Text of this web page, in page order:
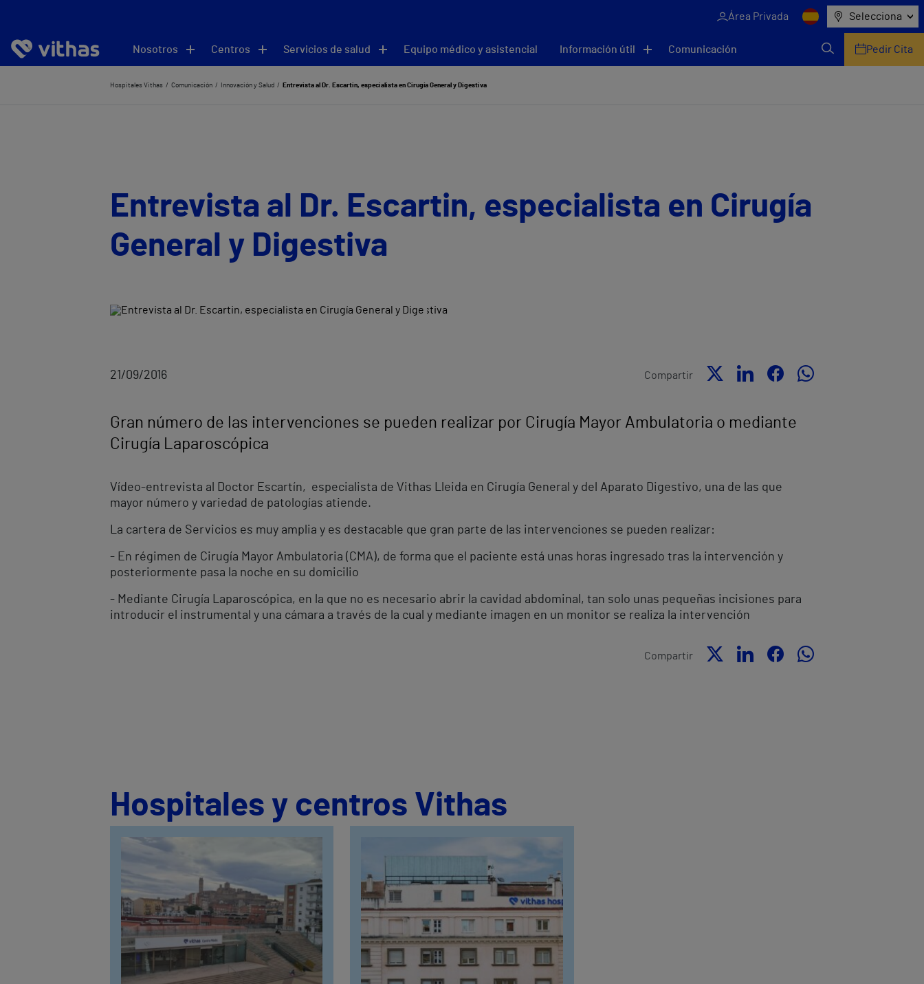
Área Privada Selecciona
Nosotros Centros Servicios de salud Equipo médico y asistencial Información útil Comunicación Pedir Cita
Hospitales Vithas Comunicación Innovación y Salud Entrevista al Dr. Escartin, especialista en Cirugía General y Digestiva
Entrevista al Dr. Escartin, especialista en Cirugía
General y Digestiva
21/09/2016 Compartir
Gran número de las intervenciones se pueden realizar por Cirugía Mayor Ambulatoria o mediante
Cirugía Laparoscópica
Vídeo-entrevista al Doctor Escartín, especialista de Vithas Lleida en Cirugía General y del Aparato Digestivo, una de las que
mayor número y variedad de patologías atiende.
La cartera de Servicios es muy amplia y es destacable que gran parte de las intervenciones se pueden realizar:
- En régimen de Cirugía Mayor Ambulatoria (CMA), de forma que el paciente está unas horas ingresado tras la intervención y
posteriormente pasa la noche en su domicilio
- Mediante Cirugía Laparoscópica, en la que no es necesario abrir la cavidad abdominal, tan solo unas pequeñas incisiones para
introducir el instrumental y una cámara a través de la cual y mediante imagen en un monitor se realiza la intervención
Compartir
Hospitales y centros Vithas